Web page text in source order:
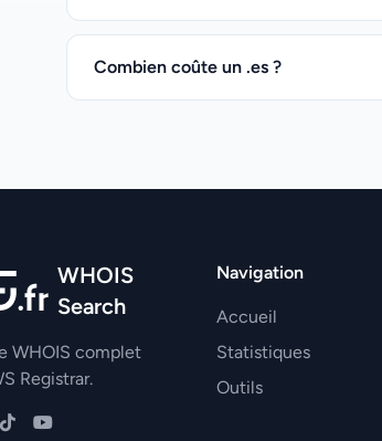
Combien coûte un .es ?
WHOIS
Search
WHOIS complet
Registrar.
Navigation
Accueil
Statistiques
Outils